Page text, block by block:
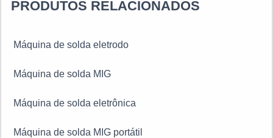
só aqui ainda tem oferece as melhores condições de
mil reais parcela em 6 vezes.
PRODUTOS RELACIONADOS
Máquina de solda eletrodo
Máquina de solda MIG
Máquina de solda eletrônica
Máquina de solda MIG portátil